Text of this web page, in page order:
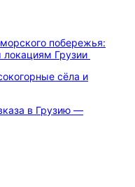
побережья:
Грузии
сёла и